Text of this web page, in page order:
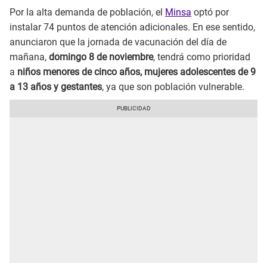
Por la alta demanda de población, el Minsa optó por
instalar 74 puntos de atención adicionales. En ese sentido,
anunciaron que la jornada de vacunación del día de
mañana, domingo 8 de noviembre, tendrá como prioridad
a niños menores de cinco años, mujeres adolescentes de 9
a 13 años y gestantes, ya que son población vulnerable.